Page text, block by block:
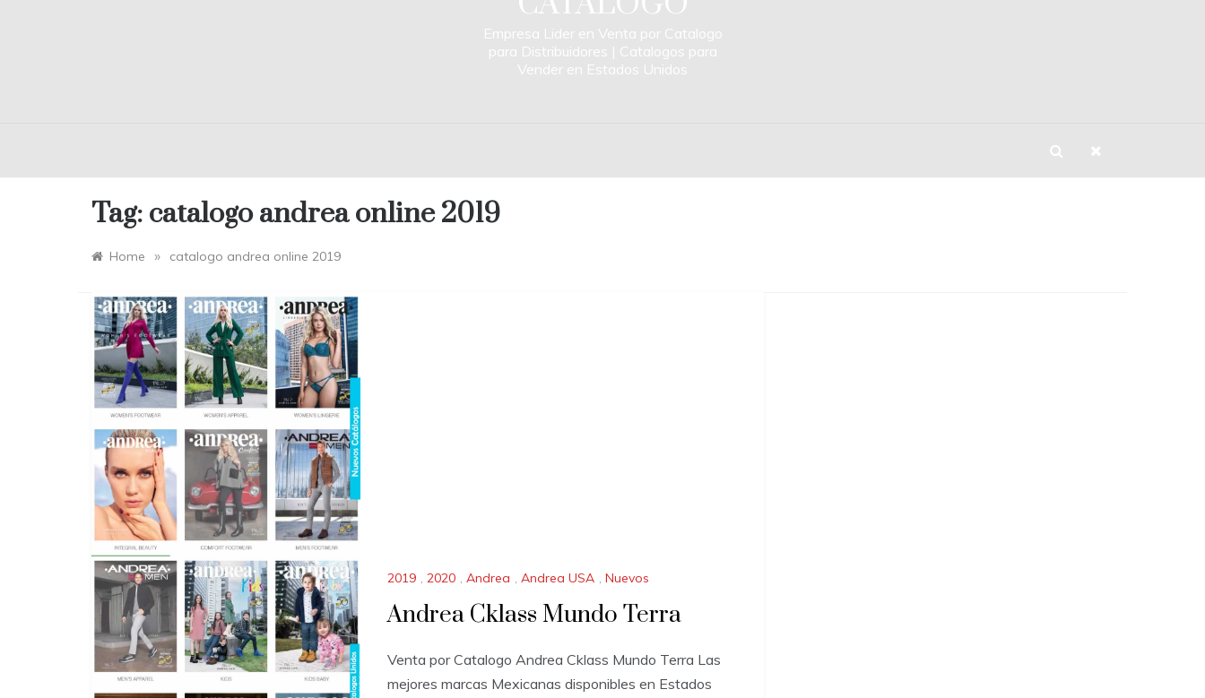
Empresa Lider en Venta por Catalogo
para Distribuidores | Catalogos para
Vender en Estados Unidos
Tag: catalogo andrea online 2019
Home » catalogo andrea online 2019
2019 , 2020 , Andrea , Andrea USA , Nuevos
Andrea Cklass Mundo Terra
Venta por Catalogo Andrea Cklass Mundo Terra Las
mejores marcas Mexicanas disponibles en Estados